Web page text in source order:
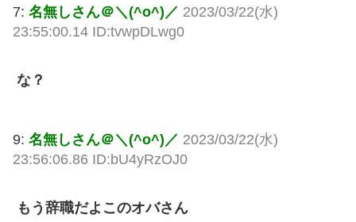
7: 名無しさん＠＼(^o^)／ 2023/03/22(水)
23:55:00.14 ID:tvwpDLwg0
な？
9: 名無しさん＠＼(^o^)／ 2023/03/22(水)
23:56:06.86 ID:bU4yRzOJ0
もう辞職だよこのオバさん